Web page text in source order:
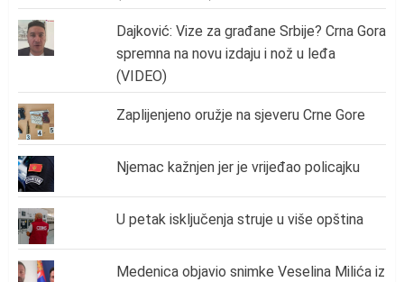
Dajković: Vize za građane Srbije? Crna Gora
spremna na novu izdaju i nož u leđa
(VIDEO)
Zaplijenjeno oružje na sjeveru Crne Gore
Njemac kažnjen jer je vrijeđao policajku
U petak isključenja struje u više opština
Medenica objavio snimke Veselina Milića iz